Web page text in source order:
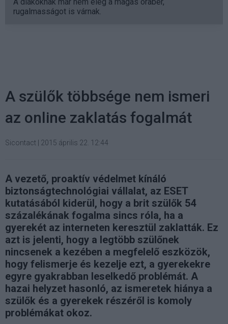
rugalmasságot is várnak.
A szülők többsége nem ismeri
az online zaklatás fogalmát
Sicontact 2015 április 22. 12:44
A vezető, proaktív védelmet kínáló
biztonságtechnológiai vállalat, az ESET
kutatásából kiderül, hogy a brit szülők 54
százalékának fogalma sincs róla, ha a
gyerekét az interneten keresztül zaklatták. Ez
azt is jelenti, hogy a legtöbb szülőnek
nincsenek a kezében a megfelelő eszközök,
hogy felismerje és kezelje ezt, a gyerekekre
egyre gyakrabban leselkedő problémát. A
hazai helyzet hasonló, az ismeretek hiánya a
szülők és a gyerekek részéről is komoly
problémákat okoz.